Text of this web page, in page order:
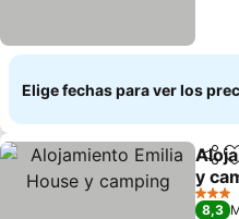
Elige fechas para ver los
y
Ver
3
8,3